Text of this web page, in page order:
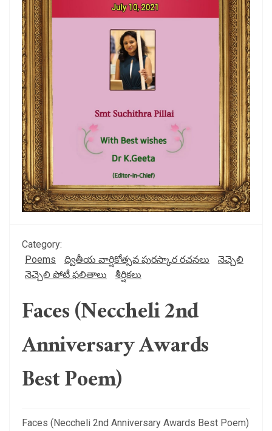
Category:
Poems
ద్వితీయ వార్షికోత్సవ పురస్కార రచనలు
నెచ్చెలి
నెచ్చెలి పోటీ ఫలితాలు
శీర్షికలు
Faces (Neccheli 2nd
Anniversary Awards
Best Poem)
Faces (Neccheli 2nd Anniversary Awards Best Poem)